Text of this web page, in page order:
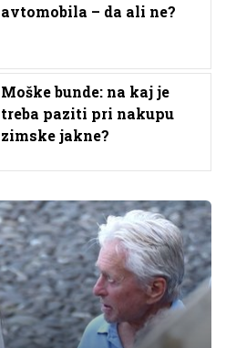
avtomobila – da ali ne?
Moške bunde: na kaj je
treba paziti pri nakupu
zimske jakne?